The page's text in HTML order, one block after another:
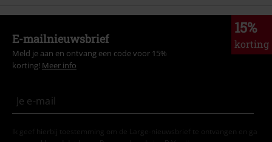
15%
korting
E-mailnieuwsbrief
Meld je aan en ontvang een code voor 15%
korting! Meer info
Ik geef hierbij toestemming om de Large-nieuwsbrief te ontvangen en ga